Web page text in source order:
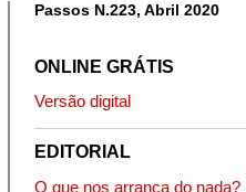
Passos N.223, Abril 2020
ONLINE GRÁTIS
Versão digital
EDITORIAL
O que nos arranca do nada?